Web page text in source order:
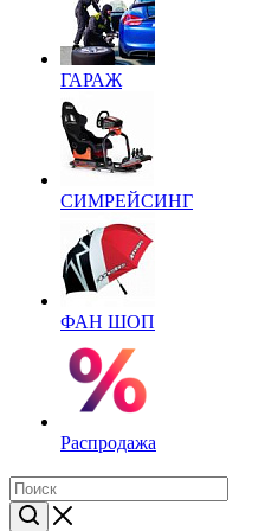
ГАРАЖ
СИМРЕЙСИНГ
ФАН ШОП
Распродажа